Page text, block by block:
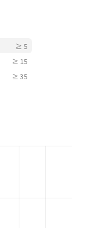
≥ 5
≥ 15
≥ 35